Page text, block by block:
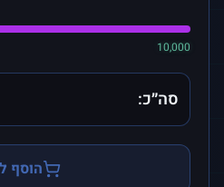
10,000
סה״כ:
הוסף